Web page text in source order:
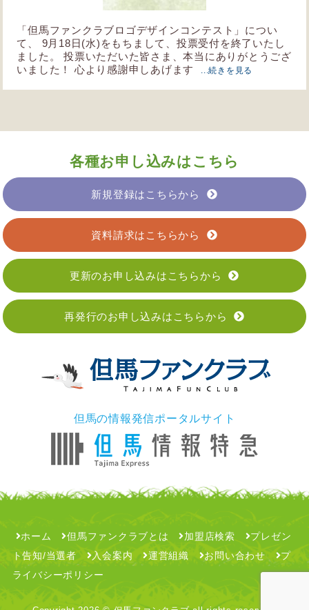
「但馬ファンクラブロゴデザインコンテスト」につい
て、 9月18日(水)をもちまして、投票受付を終了いたし
ました。 投票いただいた皆さま、本当にありがとうござ
いました！ 心より感謝申しあげます
...続きを見る
各種お申し込みはこちら
新規登録はこちらから
資料請求はこちらから
更新のお申し込みはこちらから
再発行のお申し込みはこちらから
但馬の情報発信ポータルサイト
ホーム 但馬ファンクラブとは 加盟店検索
プレゼン
ト告知/当選者
入会案内 運営組織 お問い合わせ
プ
ライバシーポリシー